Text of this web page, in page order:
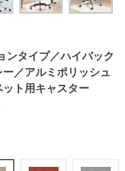
ンタイプ／ハイバック
／アルミポリッシュ
ト用キャスター